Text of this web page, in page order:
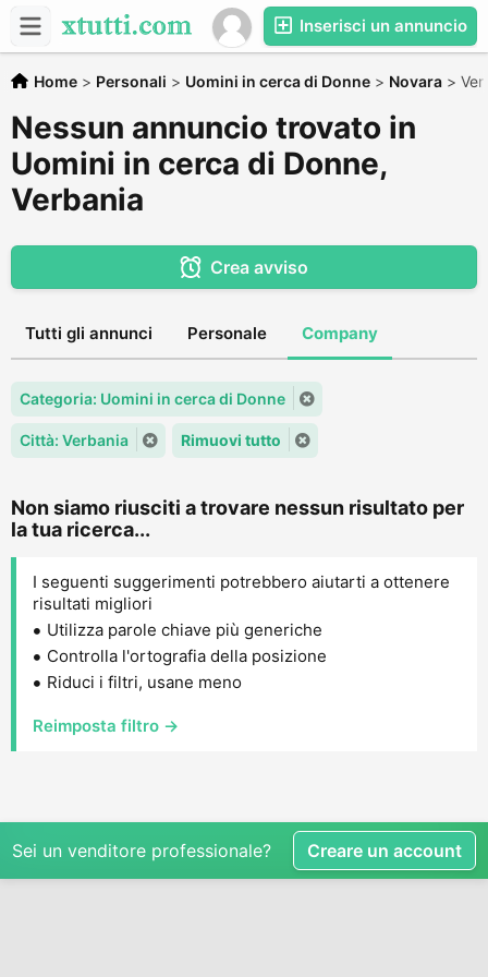
Inserisci un annuncio
Home > Personali > Uomini in cerca di Donne > Novara >
Nessun annuncio trovato in
Uomini in cerca di Donne,
Verbania
Crea avviso
Tutti gli annunci Personale Company
Categoria: Uomini in cerca di Donne
Città: Verbania Rimuovi tutto
Non siamo riusciti a trovare nessun risultato per
la tua ricerca...
I seguenti suggerimenti potrebbero aiutarti a ottenere
risultati migliori
Utilizza parole chiave più generiche
Controlla l'ortografia della posizione
Riduci i filtri, usane meno
Reimposta filtro →
Sei un venditore professionale? Creare un account